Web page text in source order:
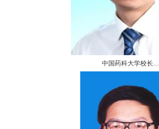
中国药科大学校长...